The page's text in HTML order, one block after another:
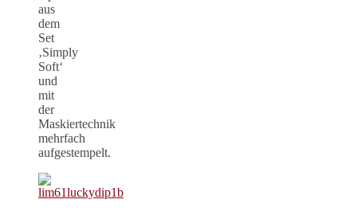
aus
dem
Set
‚Simply
Soft‘
und
mit
der
Maskiertechnik
mehrfach
aufgestempelt.